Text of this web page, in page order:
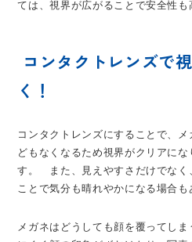
ては、視界が広がることで安全性も
コンタクトレンズで
く！
コンタクトレンズにすることで、
どもなくなるため視界がクリアに
す。 また、見えやすさだけでなく
ことで気分も晴れやかになる場合も
メガネはどうしても顔を覆ってし